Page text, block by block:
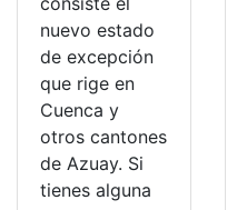
nuevo estado
de excepción
que rige en
Cuenca y
otros cantones
de Azuay. Si
tienes alguna